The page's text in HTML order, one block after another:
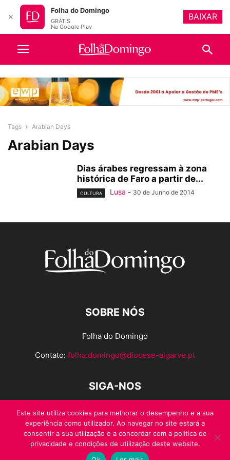
Tags Arabian Days
Arabian Days
Dias árabes regressam à zona
histórica de Faro a partir de...
CULTURA Lusa - 30 de Junho de 2014
SOBRE NÓS
Folha do Domingo
Contato: folha.domingo@diocese-algarve.pt
SIGA-NOS
Este site utiliza cookies para melhorar o desempenho e a sua
experiência como utilizador. Ao navegar no site estará a
consentir a sua utilização e a concordar com a politica de
privacidade e condições de utilização deste website.
✕
Folha do Domingo
GRÁTIS
Na Google Play
BAIXAR